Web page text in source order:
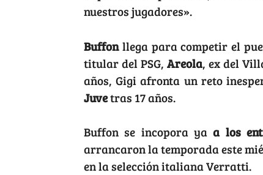
nuestros jugadores».
Buffonllega para competir el
titular del PSG, Areola, ex del
años, Gigi afronta un reto
Juvetras 17 años.
Buffon se incopora yaa los
arrancaron la temporada este
en la selección italiana Verratti.